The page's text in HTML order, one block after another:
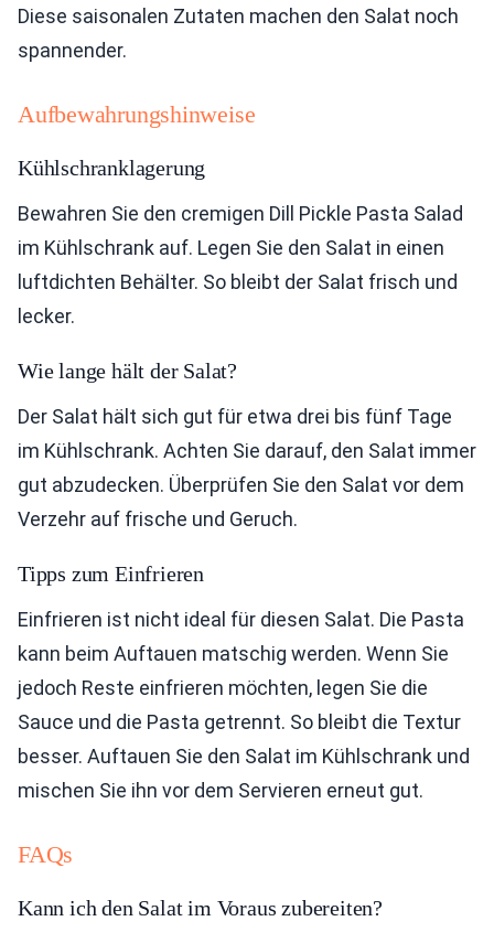
Diese saisonalen Zutaten machen den Salat noch
spannender.
Aufbewahrungshinweise
Kühlschranklagerung
Bewahren Sie den cremigen Dill Pickle Pasta Salad
im Kühlschrank auf. Legen Sie den Salat in einen
luftdichten Behälter. So bleibt der Salat frisch und
lecker.
Wie lange hält der Salat?
Der Salat hält sich gut für etwa drei bis fünf Tage
im Kühlschrank. Achten Sie darauf, den Salat immer
gut abzudecken. Überprüfen Sie den Salat vor dem
Verzehr auf frische und Geruch.
Tipps zum Einfrieren
Einfrieren ist nicht ideal für diesen Salat. Die Pasta
kann beim Auftauen matschig werden. Wenn Sie
jedoch Reste einfrieren möchten, legen Sie die
Sauce und die Pasta getrennt. So bleibt die Textur
besser. Auftauen Sie den Salat im Kühlschrank und
mischen Sie ihn vor dem Servieren erneut gut.
FAQs
Kann ich den Salat im Voraus zubereiten?